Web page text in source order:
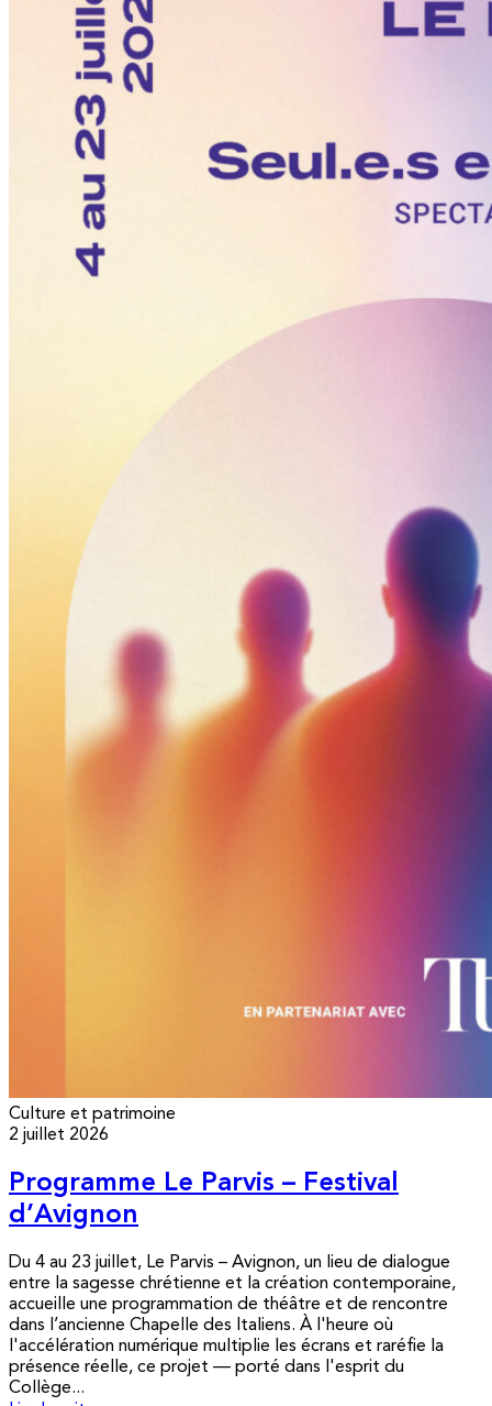
Culture et patrimoine
2 juillet 2026
Programme Le Parvis – Festival
d’Avignon
Du 4 au 23 juillet, Le Parvis – Avignon, un lieu de dialogue
entre la sagesse chrétienne et la création contemporaine,
accueille une programmation de théâtre et de rencontre
dans l’ancienne Chapelle des Italiens. À l'heure où
l'accélération numérique multiplie les écrans et raréfie la
présence réelle, ce projet — porté dans l'esprit du
Collège...